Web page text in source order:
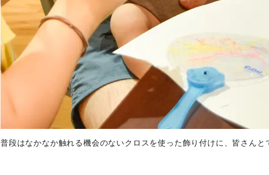
普段はなかなか触れる機会のないクロスを使った飾り付けに、皆さんと